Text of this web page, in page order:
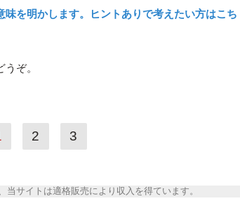
味を明かします。ヒントありで考えたい方はこち
うぞ。
2 3
当サイトは適格販売により収入を得ています。